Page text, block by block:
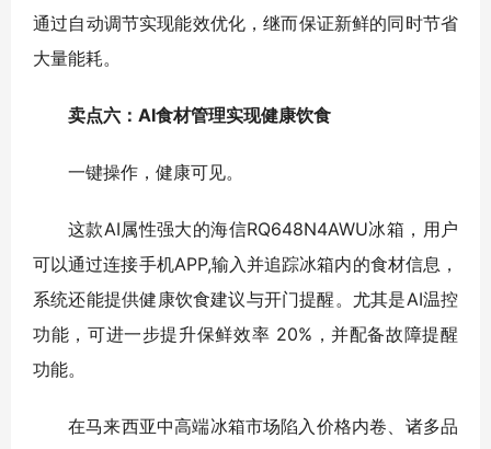
通过自动调节实现能效优化，继而保证新鲜的同时节省
大量能耗。
卖点六：AI食材管理实现健康饮食
一键操作，健康可见。
这款AI属性强大的海信RQ648N4AWU冰箱，用户
可以通过连接手机APP,输入并追踪冰箱内的食材信息，
系统还能提供健康饮食建议与开门提醒。尤其是AI温控
功能，可进一步提升保鲜效率 20%，并配备故障提醒
功能。
在马来西亚中高端冰箱市场陷入价格内卷、诸多品